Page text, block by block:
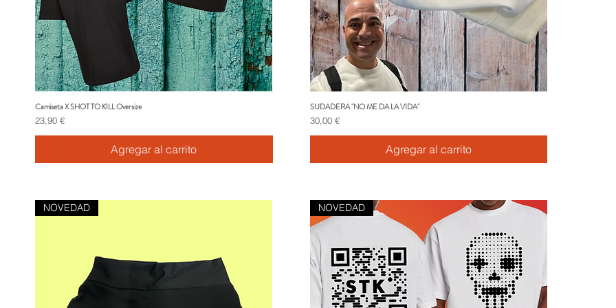
Vista rápida
Camiseta X SHOT TO KILL Oversize
Precio
23,90 €
Agregar al carrito
Vista rápida
SUDADERA "NO ME DA LA VIDA"
Precio
30,00 €
Agregar al carrito
NOVEDAD NOVEDAD